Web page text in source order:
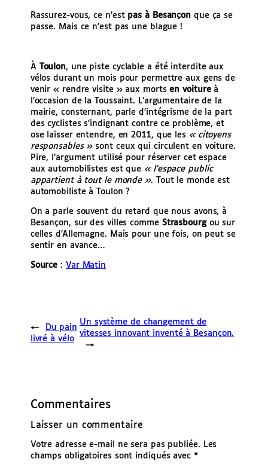
Rassurez-vous, ce n’est pas à Besançon que ça se
passe. Mais ce n’est pas une blague !
À Toulon, une piste cyclable a été interdite aux
vélos durant un mois pour permettre aux gens de
venir « rendre visite » aux mortsen voitureà
l’occasion de la Toussaint. L’argumentaire de la
mairie, consternant, parle d’intégrisme de la part
des cyclistes s’indignant contre ce problème, et
ose laisser entendre, en 2011, que les « citoyens
responsables »sont ceux qui circulent en voiture.
Pire, l’argument utilisé pour réserver cet espace
aux automobilistes est que « l’espace public
appartient à tout le monde ». Tout le monde est
automobiliste à Toulon ?
On a parle souvent du retard que nous avons, à
Besançon, sur des villes comme Strasbourgou sur
celles d’Allemagne. Mais pour une fois, on peut se
sentir en avance…
Source: Var Matin
←
Du pain
livré à vélo
Un système de changement de
vitesses innovant inventé à Besançon.
→
Commentaires
Laisser un commentaire
Votre adresse e-mail ne sera pas publiée.
Les
champs obligatoires sont indiqués avec *